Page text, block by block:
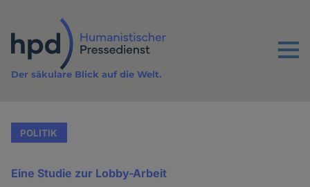
Inhalt
Menu
Der säkulare Blick auf die Welt.
POLITIK
Eine Studie zur Lobby-Arbeit